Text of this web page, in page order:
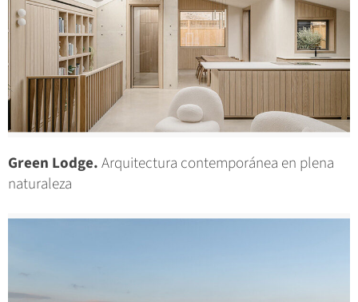
Green Lodge.Arquitectura contemporánea en plena
naturaleza